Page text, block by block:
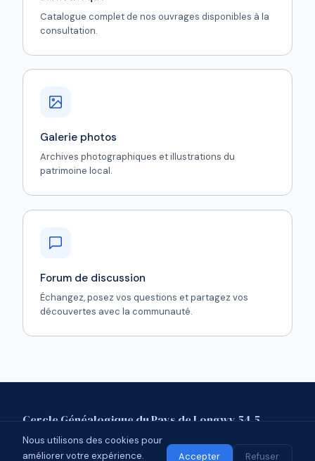
Catalogue complet de nos ouvrages disponibles à la
consultation.
Galerie photos
Archives photographiques et illustrations du
patrimoine local.
Forum de discussion
Échangez, posez vos questions et partagez vos
découvertes avec la communauté.
Cercle Généalogique du Pays de Longwy 54.5
Mentions légalesContactForum
© 2026 CGPL 54.5 · Affilié à l'UCGL
Nous utilisons des cookies pour
améliorer votre expérience.
Accepter Refuser